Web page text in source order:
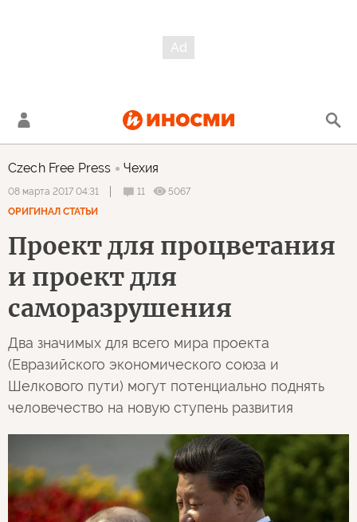
Czech Free Press Чехия
08 марта 2017 04:31 11
5067
ОРИГИНАЛ СТАТЬИ
Проект для процветания
и проект для
саморазрушения
Два значимых для всего мира проекта
(Евразийского экономического союза и
Шелкового пути) могут потенциально поднять
человечество на новую ступень развития